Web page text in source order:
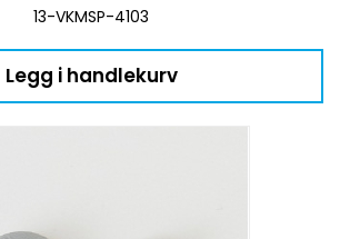
13-VKMSP-4103
Legg i handlekurv